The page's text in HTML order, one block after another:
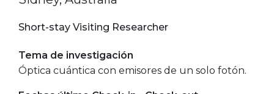
Short-stay Visiting Researcher
Tema de investigación
Óptica cuántica con emisores de un solo fotón.